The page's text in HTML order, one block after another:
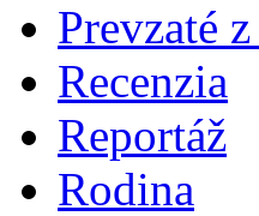
Prevzaté
Recenzia
Reportáž
Rodina